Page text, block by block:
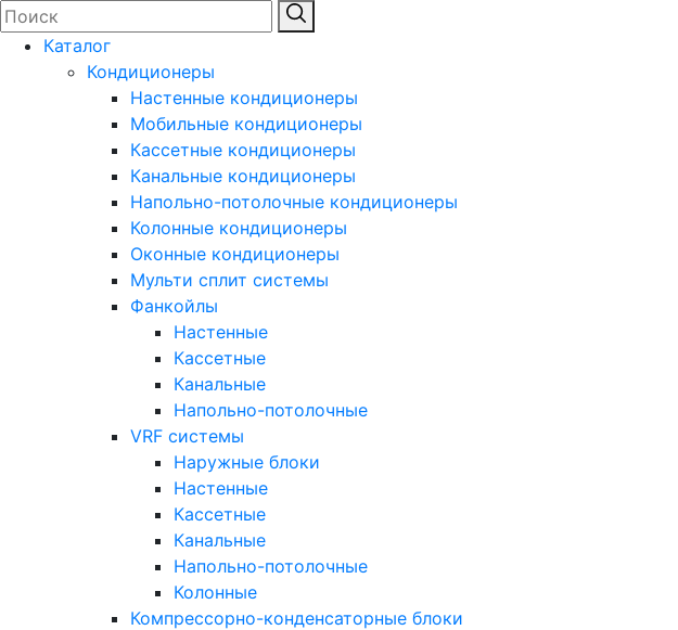
Каталог
Кондиционеры
Настенные кондиционеры
Мобильные кондиционеры
Кассетные кондиционеры
Канальные кондиционеры
Напольно-потолочные кондиционеры
Колонные кондиционеры
Оконные кондиционеры
Мульти сплит системы
Фанкойлы
Настенные
Кассетные
Канальные
Напольно-потолочные
VRF системы
Наружные блоки
Настенные
Кассетные
Канальные
Напольно-потолочные
Колонные
Компрессорно-конденсаторные блоки